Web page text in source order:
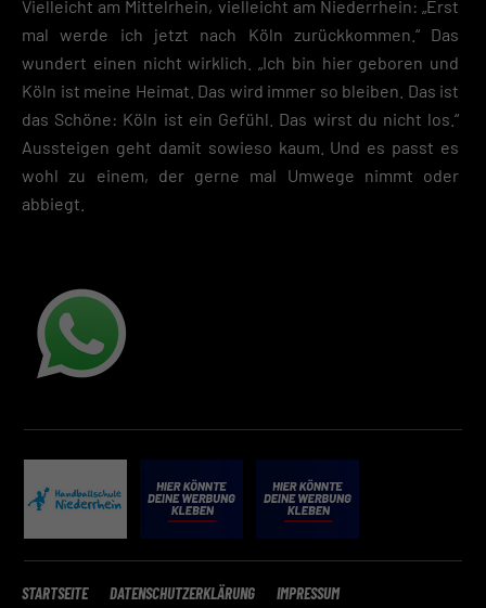
Vielleicht am Mittelrhein, vielleicht am Niederrhein: „Erst
mal werde ich jetzt nach Köln zurückkommen.“ Das
wundert einen nicht wirklich. „Ich bin hier geboren und
Köln ist meine Heimat. Das wird immer so bleiben. Das ist
das Schöne: Köln ist ein Gefühl. Das wirst du nicht los.“
Aussteigen geht damit sowieso kaum. Und es passt es
wohl zu einem, der gerne mal Umwege nimmt oder
abbiegt.
STARTSEITE DATENSCHUTZERKLÄRUNG IMPRESSUM